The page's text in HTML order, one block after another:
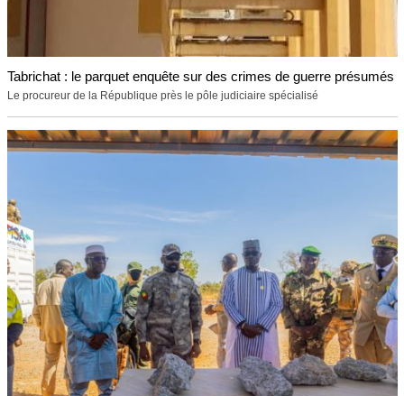
Tabrichat : le parquet enquête sur des crimes de guerre présumés
Le procureur de la République près le pôle judiciaire spécialisé